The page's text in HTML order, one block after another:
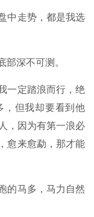
中走势，都是我选
部深不可测。
一定踏浪而行，绝
，但我却要看到他
，因为有第一浪必
愈来愈勐，那才能
的马多，马力自然